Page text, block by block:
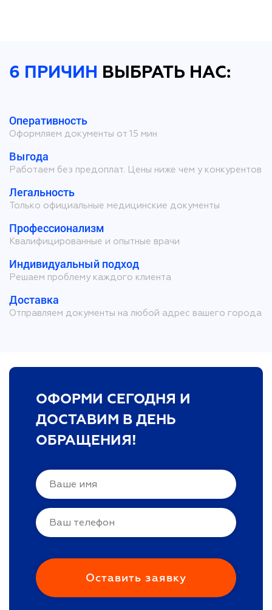
6 ПРИЧИН ВЫБРАТЬ НАС:
Оперативность
Оформляем документы от 15 мин
Выгода
Работаем без предоплат. Цены ниже чем у конкурентов
Легальность
Только официальные медицинские документы
Профессионализм
Квалифицированные и опытные врачи
Индивидуальный подход
Решаем проблему каждого клиента
Доставка
Отправляем документы на любой адрес вашего города
ОФОРМИ СЕГОДНЯ И
ДОСТАВИМ В ДЕНЬ
ОБРАЩЕНИЯ!